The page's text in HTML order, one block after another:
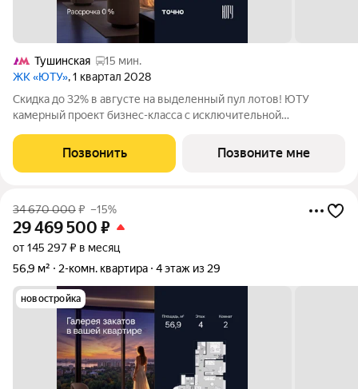
Тушинская
15 мин.
ЖК «ЮТУ», 1 квартал 2028
Скидка до 32% в августе на выделенный пул лотов! ЮТУ
камерный проект бизнес-класса с исключительной
благоустроенной набережной канала имени Москвы. Проект
создает идеальный баланс жизни в
Позвонить Позвоните мне
34 670 000₽ –15%
29 469 500 ₽
от 145 297 ₽ в месяц
56,9 м²
2-комн. квартира 4 этаж из 29
новостройка